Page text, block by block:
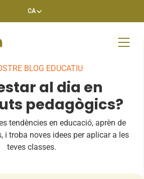
CA
BLOG EDUCATIU
al dia en
pedagògics?
tendències en educació, aprèn de
i troba noves idees per aplicar a les
teves classes.